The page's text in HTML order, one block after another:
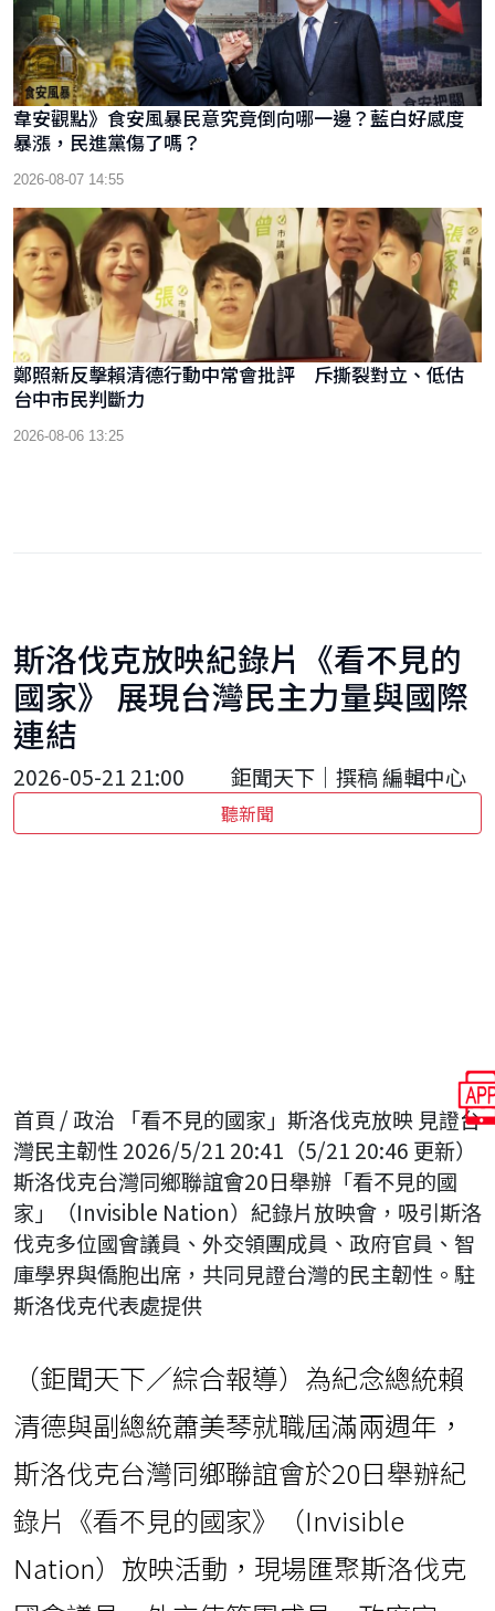
韋安觀點》食安風暴民意究竟倒向哪一邊？藍白好感度
暴漲，民進黨傷了嗎？
2026-08-07 14:55
鄭照新反擊賴清德行動中常會批評 斥撕裂對立、低估
台中市民判斷力
2026-08-06 13:25
斯洛伐克放映紀錄片《看不見的
國家》 展現台灣民主力量與國際
連結
2026-05-21 21:00 鉅聞天下｜撰稿 編輯中心
聽新聞
首頁 / 政治 「看不見的國家」斯洛伐克放映 見證台
灣民主韌性 2026/5/21 20:41（5/21 20:46 更新）
斯洛伐克台灣同鄉聯誼會20日舉辦「看不見的國
家」（Invisible Nation）紀錄片放映會，吸引斯洛
伐克多位國會議員、外交領團成員、政府官員、智
庫學界與僑胞出席，共同見證台灣的民主韌性。駐
斯洛伐克代表處提供
（鉅聞天下／綜合報導）為紀念總統賴
清德與副總統蕭美琴就職屆滿兩週年，
斯洛伐克台灣同鄉聯誼會於20日舉辦紀
錄片《看不見的國家》（Invisible
Nation）放映活動，現場匯聚斯洛伐克